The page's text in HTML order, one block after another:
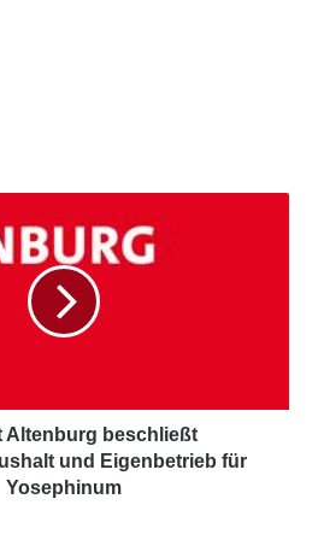
Altenburg beschließt
und Eigenbetrieb für
Yosephinum